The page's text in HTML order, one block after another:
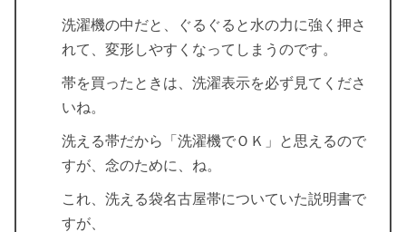
洗濯機の中だと、ぐるぐると水の力に強く押さ
れて、変形しやすくなってしまうのです。
帯を買ったときは、洗濯表示を必ず見てくださ
いね。
洗える帯だから「洗濯機でＯＫ」と思えるので
すが、念のために、ね。
これ、洗える袋名古屋帯についていた説明書で
すが、